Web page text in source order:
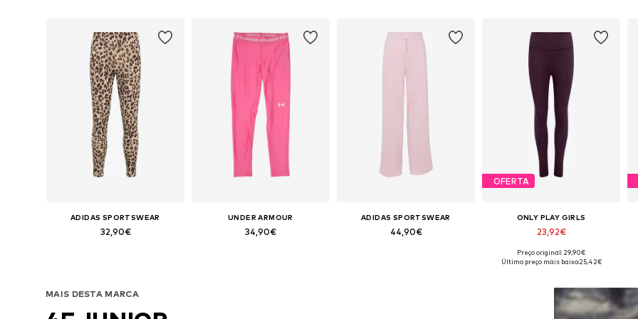
ADIDAS SPORTSWEAR
32,90€
UNDER ARMOUR
34,90€
ADIDAS SPORTSWEAR
44,90€
OFERTA
ONLY PLAY GIRLS
23,92€
Preço original: 29,90€
Último preço mais baixo:25,42€
MAIS DESTA MARCA